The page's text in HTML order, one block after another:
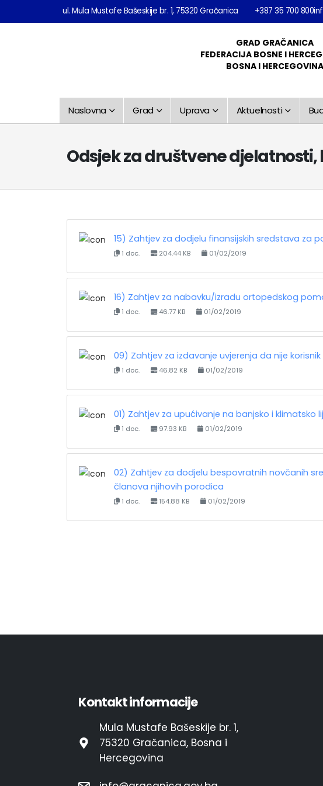
ul. Mula Mustafe Bašeskije br. 1, 75320 Gračanica +387 35 700 800
GRAD GRAČANICA
FEDERACIJA BOSNE I
BOSNA I HERCEGOVINA
Naslovna Grad Uprava Aktuelnosti
Odsjek za društvene
15) Zahtjev za dodjelu finansijskih sredstava za
1 doc. 204.44 KB 01/02/2019
16) Zahtjev za nabavku/izradu ortopedskog
1 doc. 46.77 KB 01/02/2019
09) Zahtjev za izdavanje uvjerenja da nije
1 doc. 46.82 KB 01/02/2019
01) Zahtjev za upućivanje na banjsko i klimatsko
1 doc. 97.93 KB 01/02/2019
02) Zahtjev za dodjelu bespovratnih novčanih
članova njihovih porodica
1 doc. 154.88 KB 01/02/2019
Kontakt informacije
Mula Mustafe Bašeskije br. 1,
75320 Gračanica, Bosna i
Hercegovina